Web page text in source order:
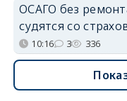
ОСАГО без
судятся со
10:16 3 336